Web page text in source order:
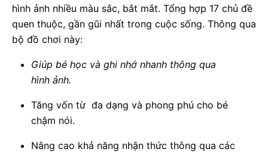
hình ảnh nhiều màu sắc, bắt mắt. Tổng hợp 17 chủ đề
quen thuộc, gần gũi nhất trong cuộc sống. Thông qua
bộ đồ chơi này:
Giúp bé học và ghi nhớ nhanh thông qua
hình ảnh.
Tăng vốn từ đa dạng và phong phú cho bé
chậm nói.
Nâng cao khả năng nhận thức thông qua các